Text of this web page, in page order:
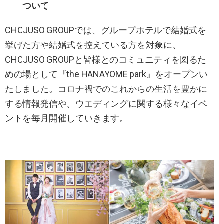
ついて
CHOJUSO GROUPでは、グループホテルで結婚式を
挙げた方や結婚式を控えている方を対象に、
CHOJUSO GROUPと皆様とのコミュニティを図るた
めの場として『the HANAYOME park』をオープンい
たしました。コロナ禍でのこれからの生活を豊かに
する情報発信や、ウエディングに関する様々なイベ
ントを毎月開催していきます。